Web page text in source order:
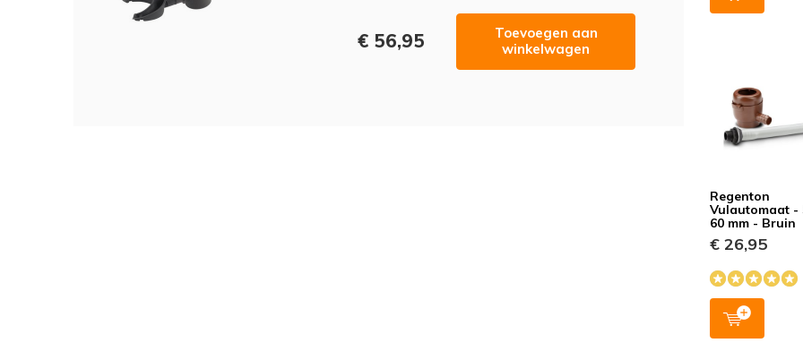
€ 56,95
Toevoegen aan
winkelwagen
Nog uit te
goed
kwetsbaar.
Regenton
Vulautomaat -
60 mm - Bruin
€ 26,95